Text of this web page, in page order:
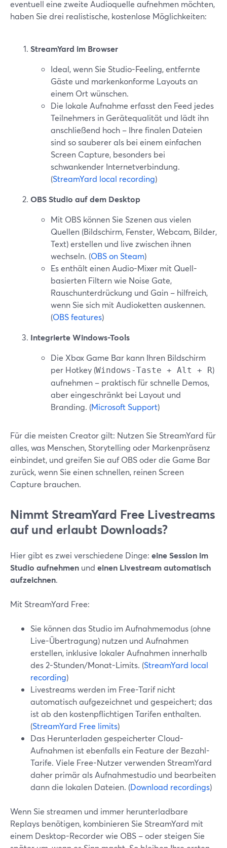
eventuell eine zweite Audioquelle aufnehmen möchten,
haben Sie drei realistische, kostenlose Möglichkeiten:
StreamYard im Browser
Ideal, wenn Sie Studio-Feeling, entfernte
Gäste und markenkonforme Layouts an
einem Ort wünschen.
Die lokale Aufnahme erfasst den Feed jedes
Teilnehmers in Gerätequalität und lädt ihn
anschließend hoch – Ihre finalen Dateien
sind so sauberer als bei einem einfachen
Screen Capture, besonders bei
schwankender Internetverbindung.
(StreamYard local recording)
OBS Studio auf dem Desktop
Mit OBS können Sie Szenen aus vielen
Quellen (Bildschirm, Fenster, Webcam, Bilder,
Text) erstellen und live zwischen ihnen
wechseln. (OBS on Steam)
Es enthält einen Audio-Mixer mit Quell-
basierten Filtern wie Noise Gate,
Rauschunterdrückung und Gain – hilfreich,
wenn Sie sich mit Audioketten auskennen.
(OBS features)
Integrierte Windows-Tools
Die Xbox Game Bar kann Ihren Bildschirm
per Hotkey (Windows-Taste + Alt + R)
aufnehmen – praktisch für schnelle Demos,
aber eingeschränkt bei Layout und
Branding. (Microsoft Support)
Für die meisten Creator gilt: Nutzen Sie StreamYard für
alles, was Menschen, Storytelling oder Markenpräsenz
einbindet, und greifen Sie auf OBS oder die Game Bar
zurück, wenn Sie einen schnellen, reinen Screen
Capture brauchen.
Nimmt StreamYard Free Livestreams
auf und erlaubt Downloads?
Hier gibt es zwei verschiedene Dinge: eine Session im
Studio aufnehmen und einen Livestream automatisch
aufzeichnen.
Mit StreamYard Free:
Sie können das Studio im Aufnahmemodus (ohne
Live-Übertragung) nutzen und Aufnahmen
erstellen, inklusive lokaler Aufnahmen innerhalb
des 2-Stunden/Monat-Limits. (StreamYard local
recording)
Livestreams werden im Free-Tarif nicht
automatisch aufgezeichnet und gespeichert; das
ist ab den kostenpflichtigen Tarifen enthalten.
(StreamYard Free limits)
Das Herunterladen gespeicherter Cloud-
Aufnahmen ist ebenfalls ein Feature der Bezahl-
Tarife. Viele Free-Nutzer verwenden StreamYard
daher primär als Aufnahmestudio und bearbeiten
dann die lokalen Dateien. (Download recordings)
Wenn Sie streamen und immer herunterladbare
Replays benötigen, kombinieren Sie StreamYard mit
einem Desktop-Recorder wie OBS – oder steigen Sie